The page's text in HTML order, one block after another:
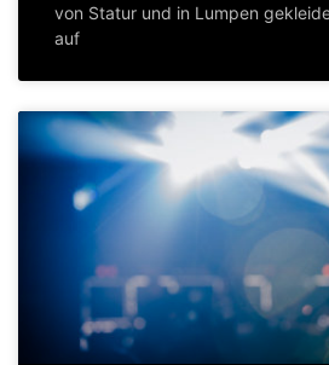
von Statur und in Lumpen
auf